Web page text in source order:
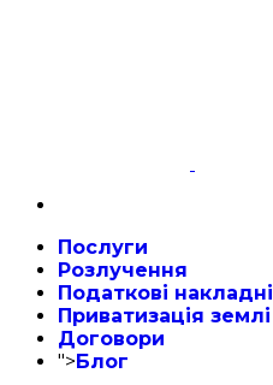
Послуги
Розлучення
Податкові накладні
Приватизація землі
Договори
">Блог